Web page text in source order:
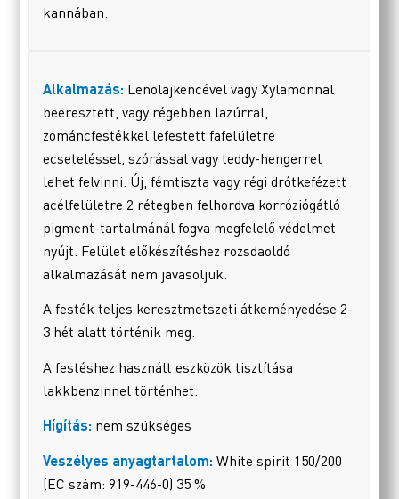
kannában.
Alkalmazás: Lenolajkencével vagy Xylamonnal
beeresztett, vagy régebben lazúrral,
zománcfestékkel lefestett fafelületre
ecseteléssel, szórással vagy teddy-hengerrel
lehet felvinni. Új, fémtiszta vagy régi drótkefézett
acélfelületre 2 rétegben felhordva korróziógátló
pigment-tartalmánál fogva megfelelő védelmet
nyújt. Felület előkészítéshez rozsdaoldó
alkalmazását nem javasoljuk.
A festék teljes keresztmetszeti átkeményedése 2-
3 hét alatt történik meg.
A festéshez használt eszközök tisztítása
lakkbenzinnel történhet.
Hígítás: nem szükséges
Veszélyes anyagtartalom: White spirit 150/200
(EC szám: 919-446-0) 35 %